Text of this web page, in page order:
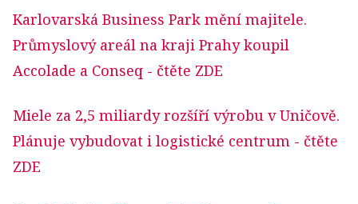
Karlovarská Business Park mění majitele.
Průmyslový areál na kraji Prahy koupil
Accolade a Conseq - čtěte ZDE
Miele za 2,5 miliardy rozšíří výrobu v Uničově.
Plánuje vybudovat i logistické centrum - čtěte
ZDE